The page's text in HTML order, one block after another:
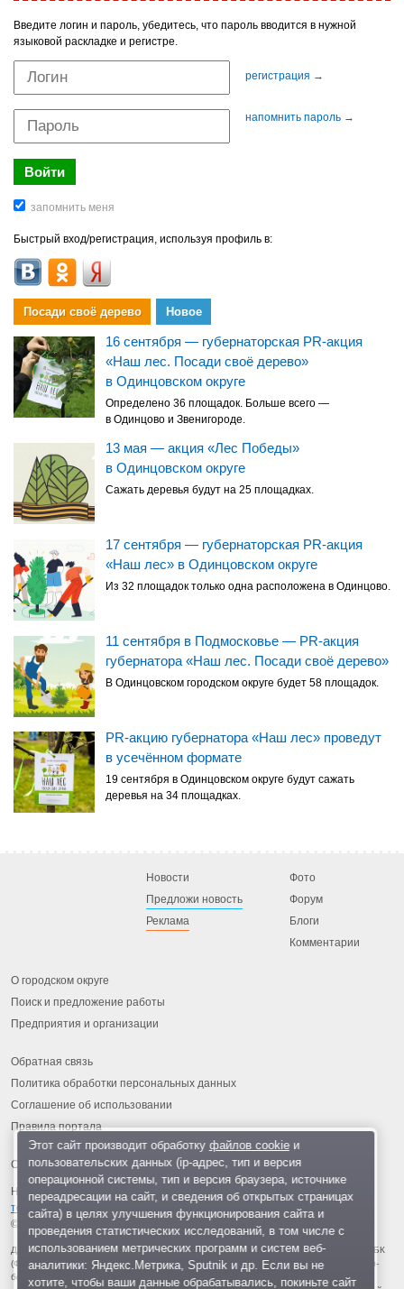
Введите логин и пароль, убедитесь, что пароль вводится в нужной
языковой раскладке и регистре.
регистрация →
напомнить пароль →
Быстрый вход/регистрация, используя профиль в:
Посади своё дерево Новое
16 сентября — губернаторская PR-акция
«Наш лес. Посади своё дерево»
в Одинцовском округе
Определено 36 площадок. Больше всего —
в Одинцово и Звенигороде.
13 мая — акция «Лес Победы»
в Одинцовском округе
Сажать деревья будут на 25 площадках.
17 сентября — губернаторская PR-акция
«Наш лес» в Одинцовском округе
Из 32 площадок только одна расположена в Одинцово.
11 сентября в Подмосковье — PR-акция
губернатора «Наш лес. Посади своё дерево»
В Одинцовском городском округе будет 58 площадок.
PR-акцию губернатора «Наш лес» проведут
в усечённом формате
19 сентября в Одинцовском округе будут сажать
деревья на 34 площадках.
Новости
Предложи новость
Реклама
Фото
Форум
Блоги
Комментарии
О городском округе
Поиск и предложение работы
Предприятия и организации
Обратная связь
Политика обработки персональных данных
Соглашение об использовании
Правила портала
На информационном ресурсе применяются рекомендательные
технологии
© 2013-2026 «ОИНФО»,
сделано в Одинцово
Для читателей: В России признаны экстремистскими и запрещены организации ФБК
(Фонд борьбы с коррупцией, признан иноагентом), Штабы Навального, «Национал-
большевистская партия», «Свидетели Иеговы», «Армия воли народа», «Русский
Этот сайт производит обработку файлов cookieи
пользовательских данных (ip-адрес, тип и версия
операционной системы, тип и версия браузера, источнике
переадресации на сайт, и сведения об открытых страницах
сайта) в целях улучшения функционирования сайта и
проведения статистических исследований, в том числе с
использованием метрических программ и систем веб-
аналитики: Яндекс.Метрика, Sputnik и др. Если вы не
хотите, чтобы ваши данные обрабатывались, покиньте сайт